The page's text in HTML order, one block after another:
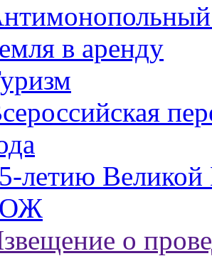
в аренду
летию
о